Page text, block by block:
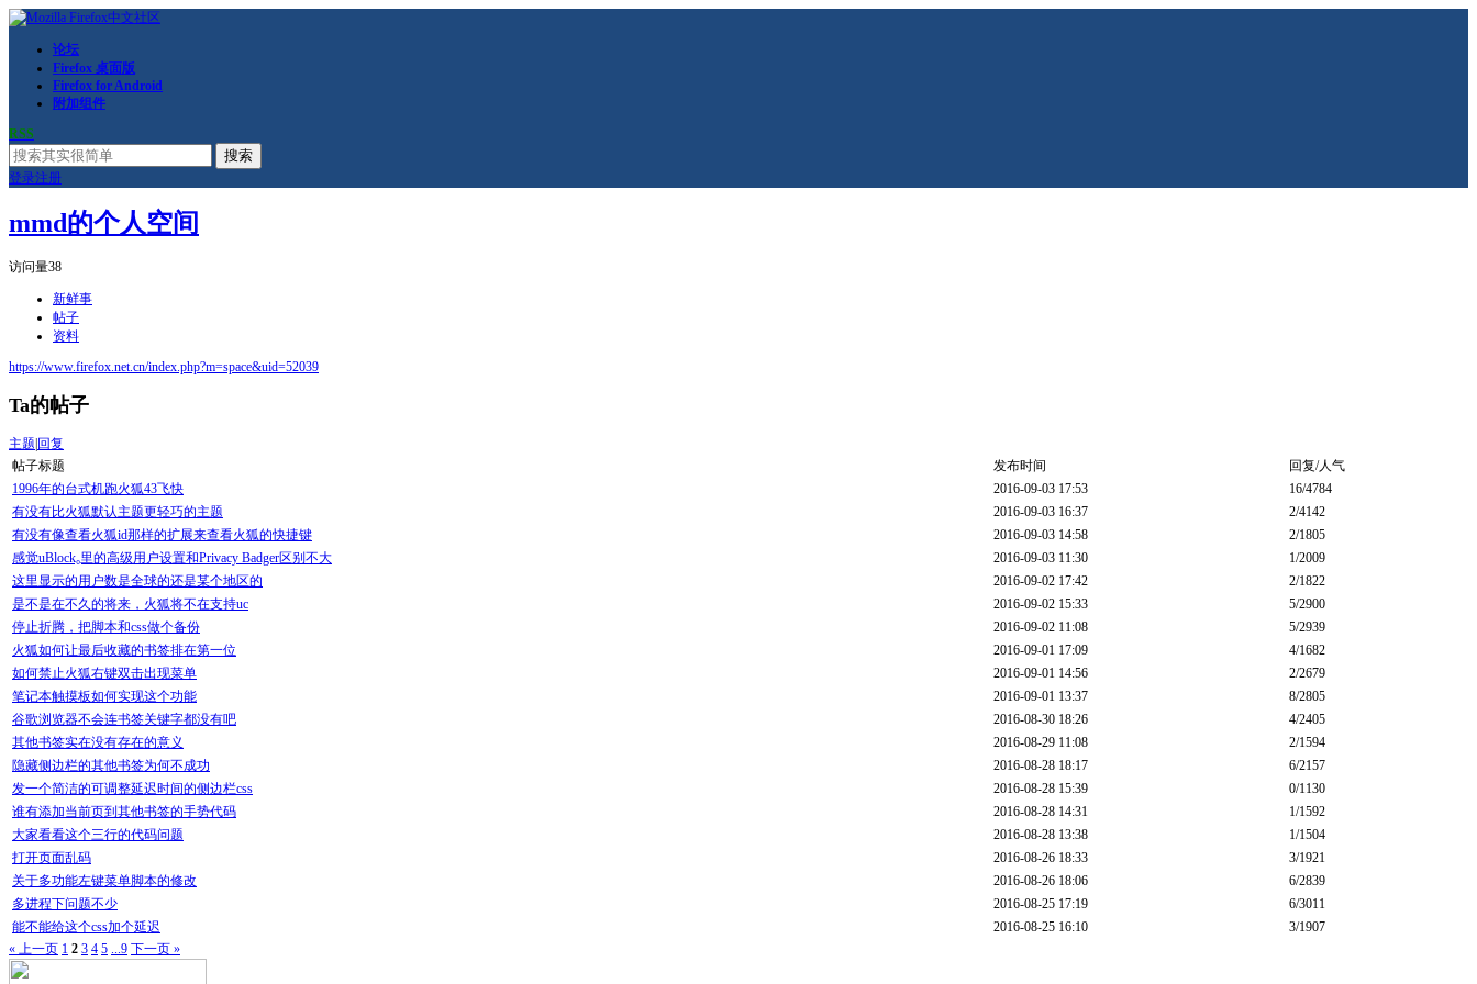
论坛
Firefox 桌面版
Firefox for Android
附加组件
RSS
搜索
登录注册
mmd的个人空间
访问量38
新鲜事
帖子
资料
https://www.firefox.net.cn/index.php?m=space&uid=52039
Ta的帖子
主题 回复
帖子标题
发布时间
回复/人气
1996年的台式机跑火狐43飞快
2016-09-03 17:53 16/4784
有没有比火狐默认主题更轻巧的主题
2016-09-03 16:37 2/4142
有没有像查看火狐id那样的扩展来查看火狐的快捷键
2016-09-03 14:58 2/1805
感觉uBlock₀里的高级用户设置和Privacy Badger区别不大
2016-09-03 11:30 1/2009
这里显示的用户数是全球的还是某个地区的
2016-09-02 17:42 2/1822
是不是在不久的将来，火狐将不在支持uc
2016-09-02 15:33 5/2900
停止折腾，把脚本和css做个备份
2016-09-02 11:08 5/2939
火狐如何让最后收藏的书签排在第一位
2016-09-01 17:09 4/1682
如何禁止火狐右键双击出现菜单
2016-09-01 14:56 2/2679
笔记本触摸板如何实现这个功能
2016-09-01 13:37 8/2805
谷歌浏览器不会连书签关键字都没有吧
2016-08-30 18:26 4/2405
其他书签实在没有存在的意义
2016-08-29 11:08 2/1594
隐藏侧边栏的其他书签为何不成功
2016-08-28 18:17 6/2157
发一个简洁的可调整延迟时间的侧边栏css
2016-08-28 15:39 0/1130
谁有添加当前页到其他书签的手势代码
2016-08-28 14:31 1/1592
大家看看这个三行的代码问题
2016-08-28 13:38 1/1504
打开页面乱码
2016-08-26 18:33 3/1921
关于多功能左键菜单脚本的修改
2016-08-26 18:06 6/2839
多进程下问题不少
2016-08-25 17:19 6/3011
能不能给这个css加个延迟
2016-08-25 16:10 3/1907
« 上一页 1 2 3 4 5 ...9 下一页 »